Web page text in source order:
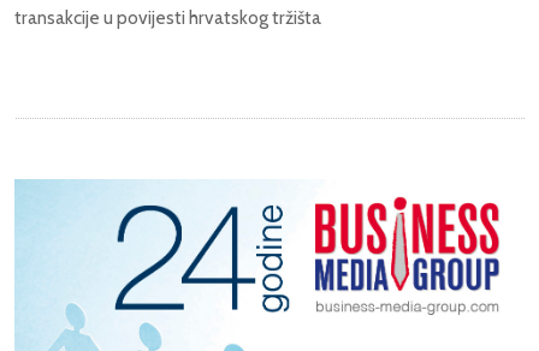
transakcije u povijesti hrvatskog tržišta